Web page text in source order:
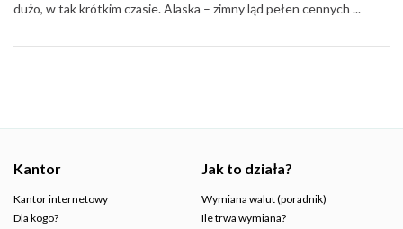
dużo, w tak krótkim czasie. Alaska – zimny ląd pełen cennych ...
Kantor
Kantor internetowy
Dla kogo?
Jak to działa?
Wymiana walut (poradnik)
Ile trwa wymiana?